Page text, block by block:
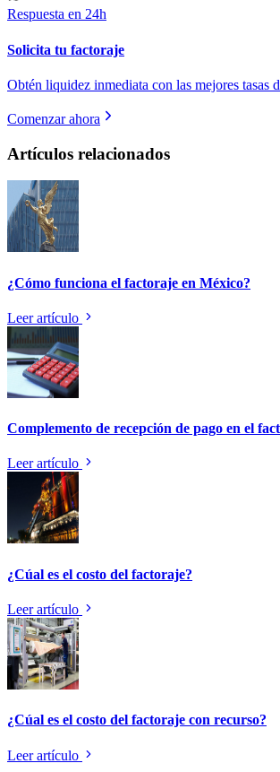
Respuesta en 24h
Solicita tu factoraje
Obtén liquidez inmediata con las mejores tasas
Comenzar ahora
Artículos relacionados
¿Cómo funciona el factoraje en México?
Leer artículo
Complemento de recepción de pago en el
Leer artículo
¿Cúal es el costo del factoraje?
Leer artículo
¿Cúal es el costo del factoraje con recurso?
Leer artículo